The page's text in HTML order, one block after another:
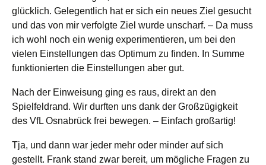
glücklich. Gelegentlich hat er sich ein neues Ziel gesucht
und das von mir verfolgte Ziel wurde unscharf. – Da muss
ich wohl noch ein wenig experimentieren, um bei den
vielen Einstellungen das Optimum zu finden. In Summe
funktionierten die Einstellungen aber gut.
Nach der Einweisung ging es raus, direkt an den
Spielfeldrand. Wir durften uns dank der Großzügigkeit
des VfL Osnabrück frei bewegen. – Einfach großartig!
Tja, und dann war jeder mehr oder minder auf sich
gestellt. Frank stand zwar bereit, um mögliche Fragen zu